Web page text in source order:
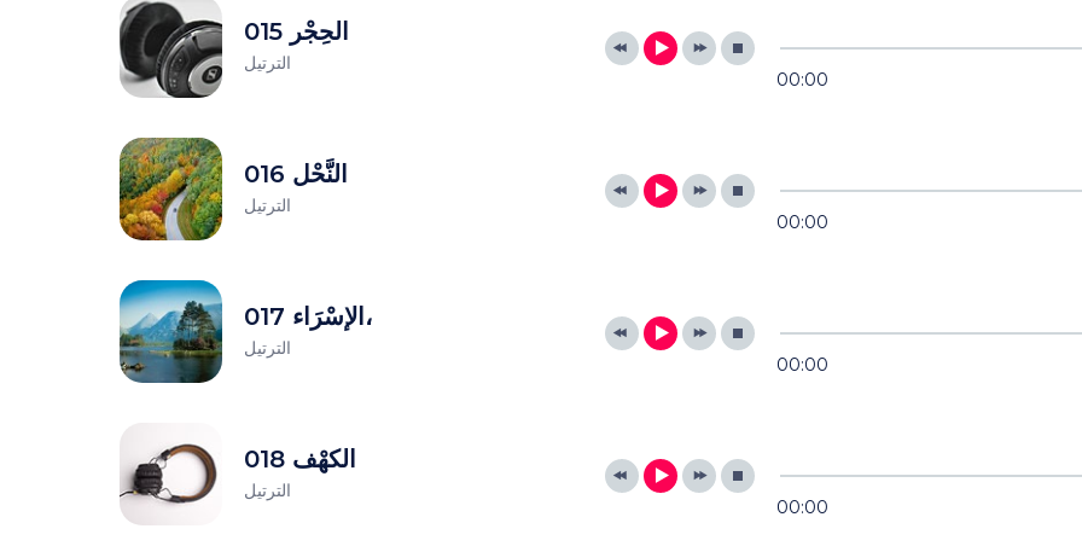
015 الحِجْر
الترتيل
00:00
016 النَّحْل
الترتيل
00:00
017 الإسْرَاء،
الترتيل
00:00
018 الكهْف
الترتيل
00:00